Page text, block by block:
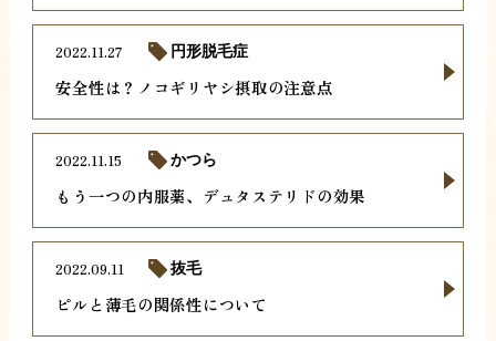
安全性は？ノコギリヤシ摂取の注意点
2022.11.27 円形脱毛症
もう一つの内服薬、デュタステリドの効果
2022.11.15 かつら
ピルと薄毛の関係性について
2022.09.11 抜毛